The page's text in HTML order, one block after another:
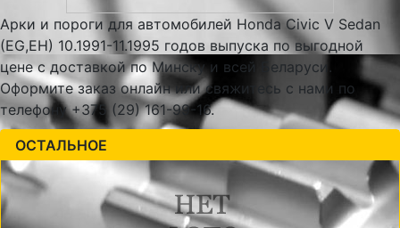
Арки и пороги для автомобилей Honda Civic V Sedan
(EG,EH) 10.1991-11.1995 годов выпуска по выгодной
цене с доставкой по Минску и всей Беларуси.
Оформите заказ онлайн или свяжитесь с нами по
телефону +375 (29) 161-99-16.
ОСТАЛЬНОЕ